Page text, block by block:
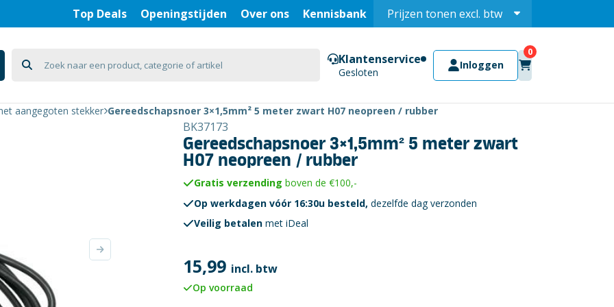
Top Deals Openingstijden Over ons Kennisbank Prijzen tonen excl. btw
Klantenservice
Gesloten
Inloggen
aangegoten stekker Gereedschapsnoer 3×1,5mm² 5 meter zwart H07 neopreen / rubber
BK37173
Gereedschapsnoer 3×1,5mm² 5 meter zwart
H07 neopreen / rubber
Gratis verzending boven de €100,-
Op werkdagen vóór 16:30u besteld, dezelfde dag verzonden
Veilig betalenmet iDeal
15,99 incl. btw
Op voorraad